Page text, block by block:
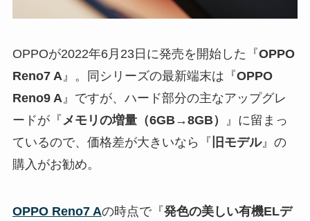
OPPOが2022年6月23日に発売を開始した『OPPO
Reno7 A』。同シリーズの最新端末は『OPPO
Reno9 A』ですが、ハード部分の主なアップグレ
ードが『メモリの増量（6GB→8GB）
』に留まっ
ているので、価格差が大きいなら『 旧モデル』の
購入がお勧め。
OPPO Reno7 Aの時点で『発色の美しい有機ELデ